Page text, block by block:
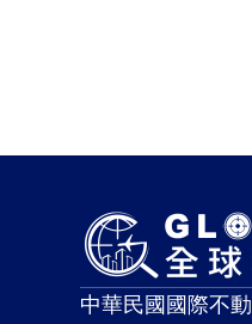
中華民國國際不